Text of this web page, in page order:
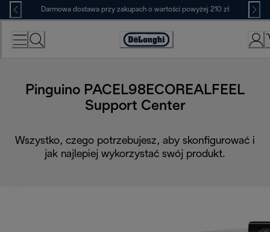
Skip
to
Content
Darmowa dostawa przy zakupach o wartości powyżej 210 zł
Deklaracja
Pinguino PACEL98ECOREALFEEL
Support Center
Wszystko, czego potrzebujesz, aby skonfigurować i
jak najlepiej wykorzystać swój produkt.